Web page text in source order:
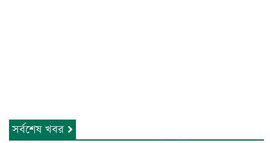
সর্বশেষ খবর